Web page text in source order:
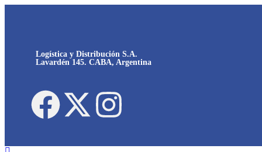
Logística y Distribución S.A.
Lavardén 145. CABA, Argentina